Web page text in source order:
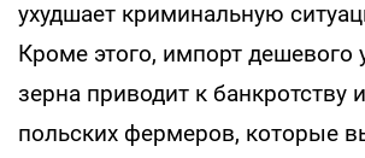
ухудшает криминальную
Кроме этого, импорт дешевого
зерна приводит к банкротству
польских фермеров, которые